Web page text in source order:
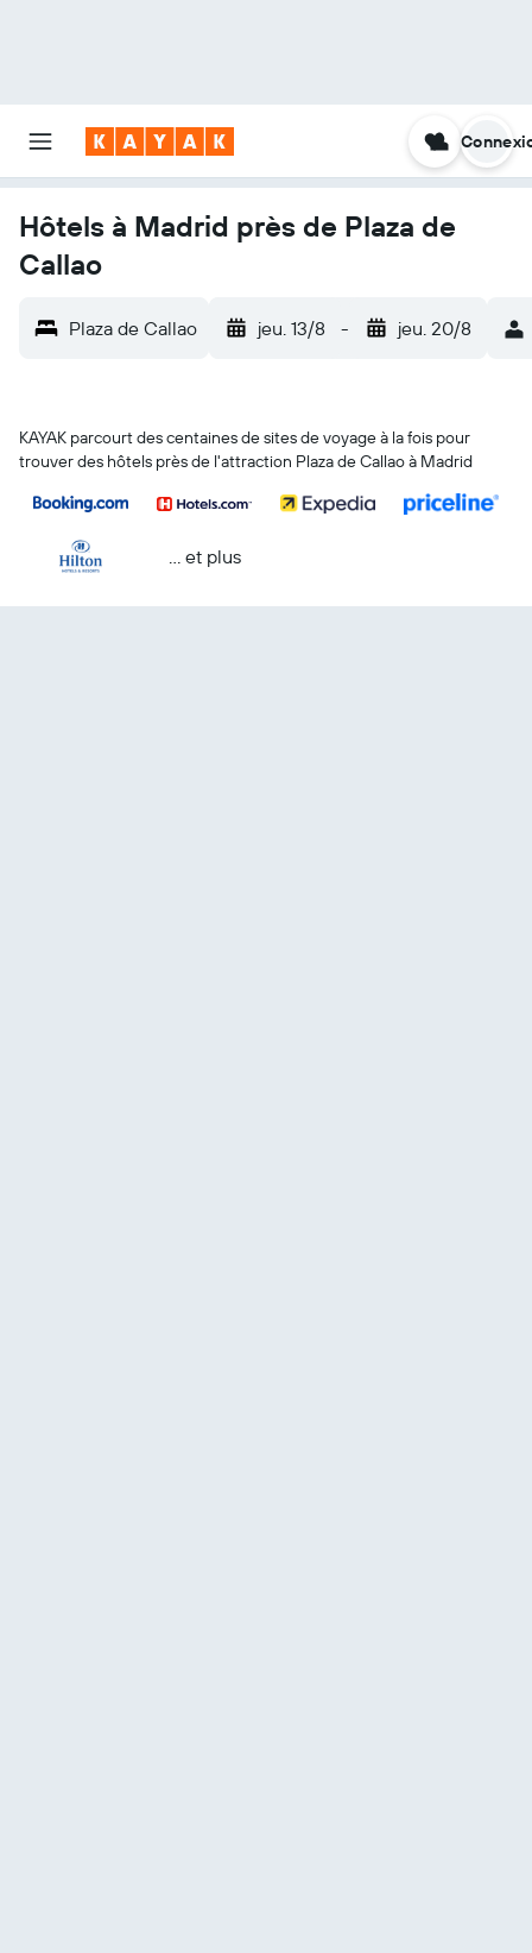
Hôtels à Madrid près de Plaza de
Callao
Plaza de Callao jeu. 13/8 - jeu. 20/8
KAYAK parcourt des centaines de sites de voyage à la fois pour
trouver des hôtels près de l'attraction Plaza de Callao à Madrid
… et plus